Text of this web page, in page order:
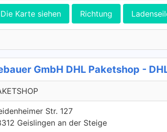
Die Karte siehen Richtung
GmbH DHL Paketshop -
Str. 127
Geislingen an der Steige